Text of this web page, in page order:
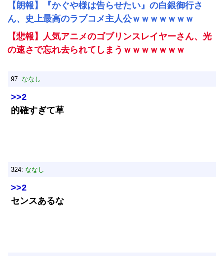
【朗報】『かぐや様は告らせたい』の白銀御行さ
ん、史上最高のラブコメ主人公ｗｗｗｗｗｗｗ
【悲報】人気アニメのゴブリンスレイヤーさん、光
の速さで忘れ去られてしまうｗｗｗｗｗｗｗ
97: ななし
>>2
的確すぎて草
324: ななし
>>2
センスあるな